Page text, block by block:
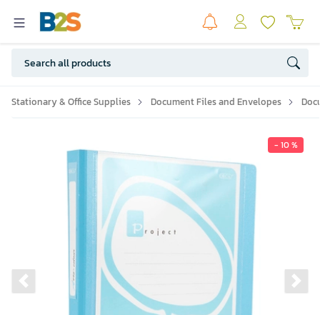
Stationary & Office Supplies Document Files and Envelopes
- 10 %
Previous slide